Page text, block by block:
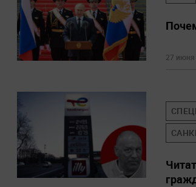
27 июня